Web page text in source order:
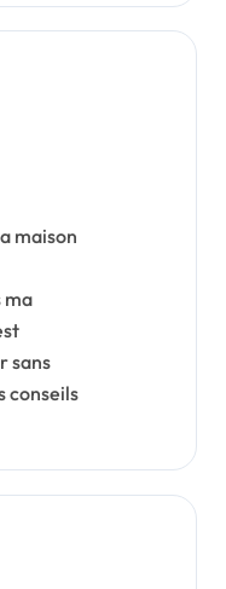
maison
ma
sans
conseils